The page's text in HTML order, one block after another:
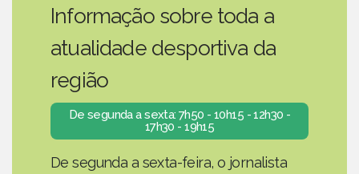
Informação sobre toda a
atualidade desportiva da
região
De segunda a sexta: 7h50 - 10h15 - 12h30 -
17h30 - 19h15
De segunda a sexta-feira, o jornalista